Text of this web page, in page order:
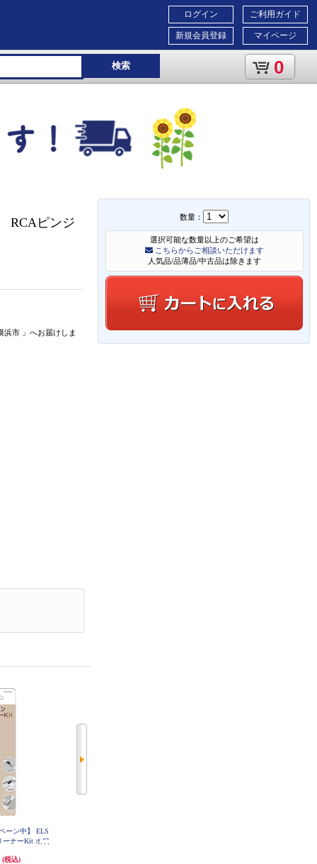
ご利用ガイド
マイページ
ログイン
新規会員登録
検索 0
数量：
選択可能な数量以上のご希望は
こちらからご相談いただけます
人気品/品薄品/中古品は除きます
RCAピンジ
浜市 」 へお届けしま
ーン中】 ELS
ーナーKit ホワ
(税込)